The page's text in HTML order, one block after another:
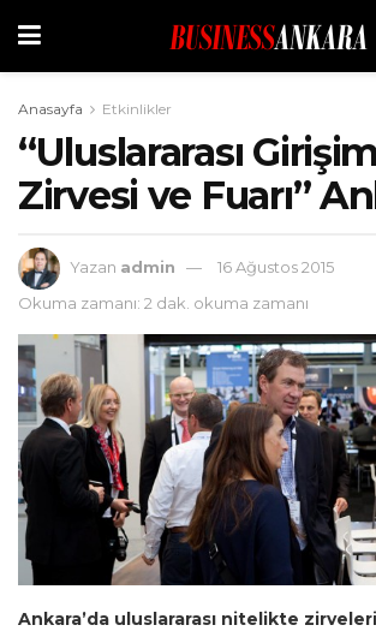
Anasayfa Etkinlikler
“Uluslararası
Zirvesi ve Fuarı”
Yazan admin
16 Ağustos 2015
Okuma zamanı: 2 dak. okuma zamanı
Ankara’da uluslararası nitelikte